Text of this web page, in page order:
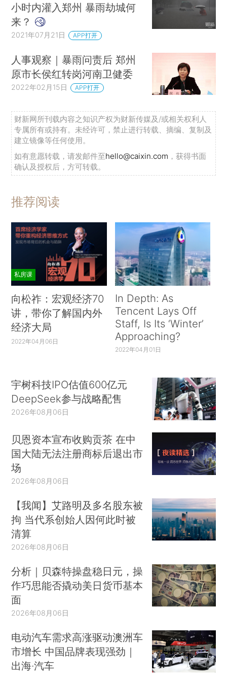
小时内灌入郑州 暴雨劫城何
来？
2021年07月21日 APP打开
人事观察｜暴雨问责后 郑州
原市长侯红转岗河南卫健委
2022年02月15日 APP打开
财新网所刊载内容之知识产权为财新传媒及/或相关权利人
专属所有或持有。未经许可，禁止进行转载、摘编、复制及
建立镜像等任何使用。
如有意愿转载，请发邮件至hello@caixin.com ，获得书面
确认及授权后，方可转载。
推荐阅读
私房课
向松祚：宏观经济70
讲，带你了解国内外
经济大局
2022年04月06日
In Depth: As
Tencent Lays Off
Staff, Is Its ‘Winter’
Approaching?
2022年04月01日
宇树科技IPO估值600亿元
DeepSeek参与战略配售
2026年08月06日
贝恩资本宣布收购贡茶 在中
国大陆无法注册商标后退出市
场
2026年08月06日
【我闻】艾路明及多名股东被
拘 当代系创始人因何此时被
清算
2026年08月06日
分析｜贝森特操盘稳日元，操
作巧思能否撬动美日货币基本
面
2026年08月06日
电动汽车需求高涨驱动澳洲车
市增长 中国品牌表现强劲｜
出海·汽车